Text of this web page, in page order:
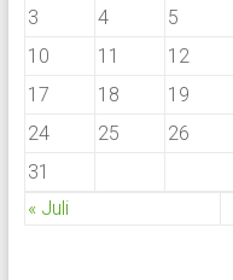
3
4 5
10
11 12
17
18 19
24
25 26
31
« Juli